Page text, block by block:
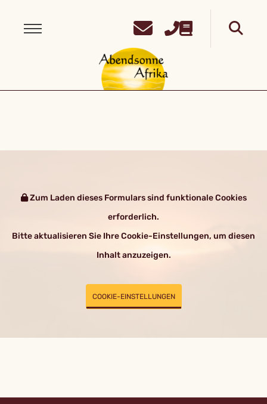
Zum Laden dieses Formulars sind funktionale Cookies
erforderlich.
Bitte aktualisieren Sie Ihre Cookie-Einstellungen, um diesen
Inhalt anzuzeigen.
COOKIE-EINSTELLUNGEN